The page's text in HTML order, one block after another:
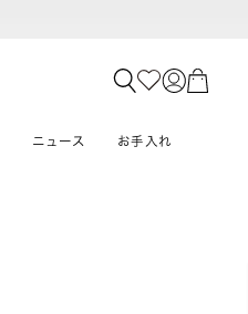
ニュース お手入れ